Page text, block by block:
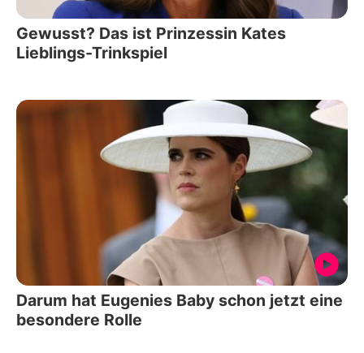
Gewusst? Das ist Prinzessin Kates
Lieblings-Trinkspiel
Darum hat Eugenies Baby schon jetzt eine
besondere Rolle